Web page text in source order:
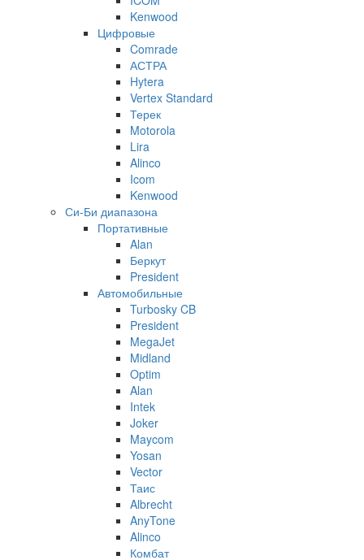
Kenwood
Цифровые
Comrade
АСТРА
Hytera
Vertex Standard
Терек
Motorola
Lira
Alinco
Icom
Kenwood
Си-Би диапазона
Портативные
Alan
Беркут
President
Автомобильные
Turbosky CB
President
MegaJet
Midland
Optim
Alan
Intek
Joker
Maycom
Yosan
Vector
Таис
Albrecht
AnyTone
Alinco
Комбат